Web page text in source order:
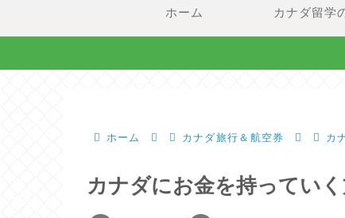
ホーム カナダ留学
ホーム カナダ旅行＆航空券 カ
カナダにお金を持ってい